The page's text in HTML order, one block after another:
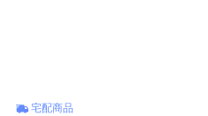
宅配商品